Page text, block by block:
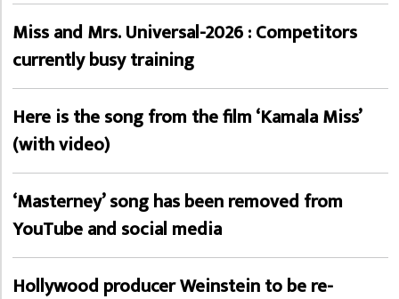
Miss and Mrs. Universal-2026 : Competitors
currently busy training
Here is the song from the film ‘Kamala Miss’
(with video)
‘Masterney’ song has been removed from
YouTube and social media
Hollywood producer Weinstein to be re-